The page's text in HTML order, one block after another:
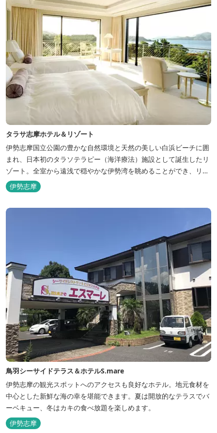
タラサ志摩ホテル＆リゾート
伊勢志摩国立公園の豊かな自然環境と天然の美しい白浜ビーチに囲
まれ、日本初のタラソテラピー（海洋療法）施設として誕生したリ
ゾート。全室から遠浅で穏やかな伊勢湾を眺めることができ、リラ
ックスした滞在をお楽しみいただけます。滞在中は、目の前の海か
らきれいな海水を引き込み、24時間以内に新鮮な状態で使用するタ
ラソテラピーや、季節の海の幸を楽しめるフレンチと日本料理が堪
伊勢志摩
鳥羽シーサイドテラス＆ホテルS.mare
伊勢志摩の観光スポットへのアクセスも良好なホテル。地元食材を
中心とした新鮮な海の幸を堪能できます。夏は開放的なテラスでバ
ーベキュー、冬はカキの食べ放題を楽しめます。
伊勢志摩